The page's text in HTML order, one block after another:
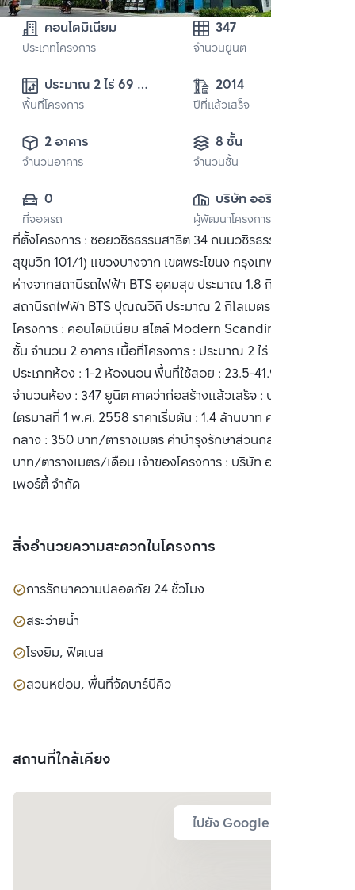
คอนโดมิเนียม
ประเภทโครงการ
347
จำนวนยูนิต
ประมาณ 2 ไร่ 69
ตารางวา
พื้นที่โครงการ
2014
ปีที่แล้วเสร็จ
2 อาคาร
จำนวนอาคาร
8 ชั้น
จำนวนชั้น
0
ที่จอดรถ
บริษัท ออริจิ้น
พร็อพเพอร์ตี้ จำกัด
(มหาชน)
ผู้พัฒนาโครงการ
ที่ตั้งโครงการ : ซอยวชิรธรรมสาธิต 34 ถนนวชิรธรรมสาธิต (ถนน
สุขุมวิท 101/1) แขวงบางจาก เขตพระโขนง กรุงเทพมหานคร
ห่างจากสถานีรถไฟฟ้า BTS อุดมสุข ประมาณ 1.8 กิโลเมตร และ
สถานีรถไฟฟ้า BTS ปุณณวิถี ประมาณ 2 กิโลเมตร ประเภท
โครงการ : คอนโดมิเนียม สไตล์ Modern Scandinavian สูง 8
ชั้น จำนวน 2 อาคาร เนื้อที่โครงการ : ประมาณ 2 ไร่ 69 ตารางวา
ประเภทห้อง : 1-2 ห้องนอน พื้นที่ใช้สอย : 23.5-41.9 ตารางเมตร
จำนวนห้อง : 347 ยูนิต คาดว่าก่อสร้างแล้วเสร็จ : ประมาณ
ไตรมาสที่ 1 พ.ศ. 2558 ราคาเริ่มต้น : 1.4 ล้านบาท ค่ากองทุนส่วน
กลาง : 350 บาท/ตารางเมตร ค่าบำรุงรักษาส่วนกลาง : 38
บาท/ตารางเมตร/เดือน เจ้าของโครงการ : บริษัท ออริจิ้น พร็อพ
เพอร์ตี้ จำกัด
สิ่งอำนวยความสะดวกในโครงการ
การรักษาความปลอดภัย 24 ชั่วโมง
สระว่ายน้ำ
โรงยิม, ฟิตเนส
สวนหย่อม, พื้นที่จัดบาร์บีคิว
สถานที่ใกล้เคียง
ไปยัง Google Map